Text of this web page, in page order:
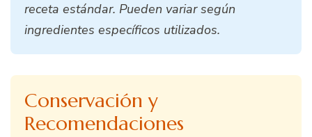
receta estándar. Pueden variar según
ingredientes específicos utilizados.
Conservación y
Recomendaciones